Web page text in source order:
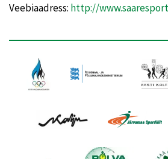
Veebiaadress: http://